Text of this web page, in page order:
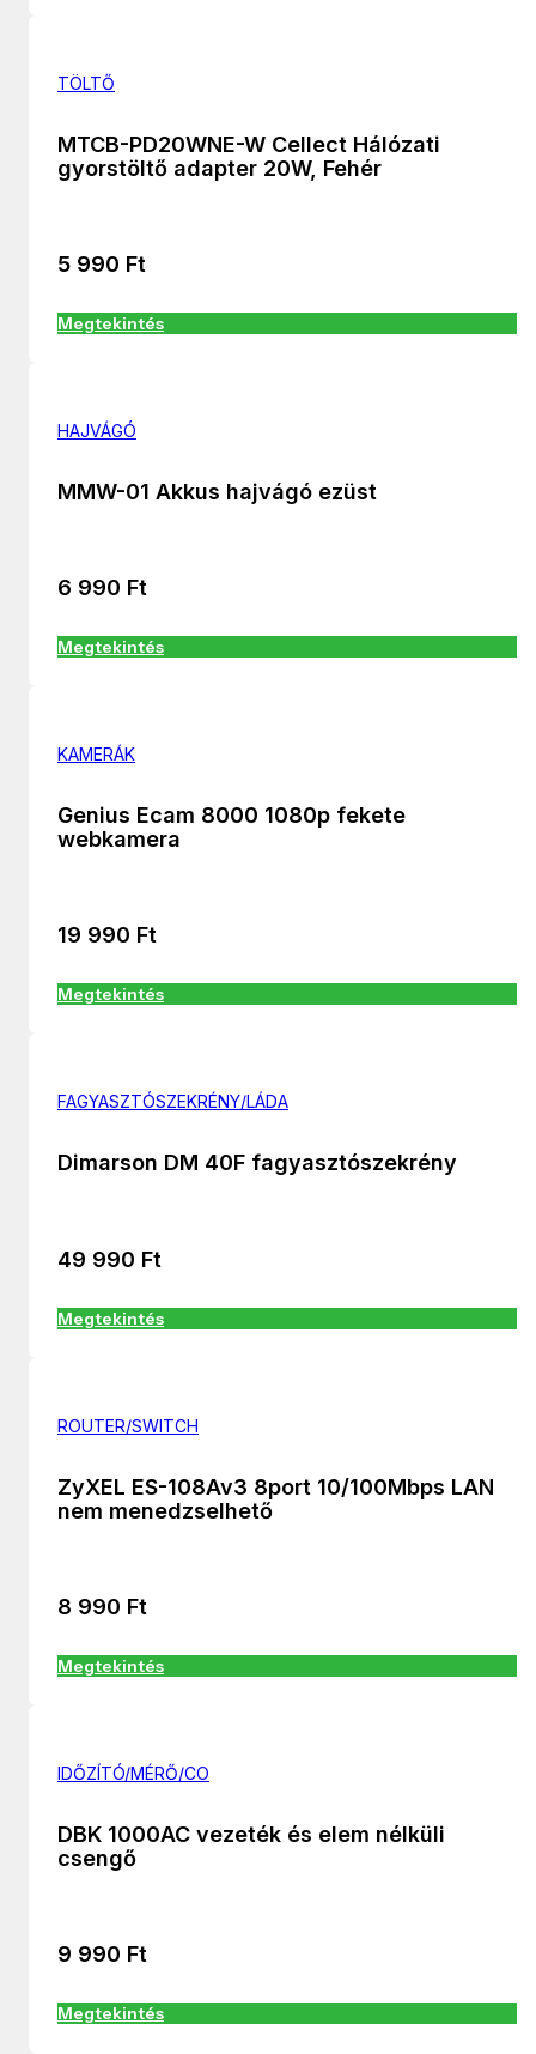
TÖLTŐ
MTCB-PD20WNE-W Cellect Hálózati
gyorstöltő adapter 20W, Fehér
5 990 Ft
Megtekintés
HAJVÁGÓ
MMW-01 Akkus hajvágó ezüst
6 990 Ft
Megtekintés
KAMERÁK
Genius Ecam 8000 1080p fekete
webkamera
19 990 Ft
Megtekintés
FAGYASZTÓSZEKRÉNY/LÁDA
Dimarson DM 40F fagyasztószekrény
49 990 Ft
Megtekintés
ROUTER/SWITCH
ZyXEL ES-108Av3 8port 10/100Mbps LAN
nem menedzselhető
8 990 Ft
Megtekintés
IDŐZÍTÓ/MÉRŐ/CO
DBK 1000AC vezeték és elem nélküli
csengő
9 990 Ft
Megtekintés